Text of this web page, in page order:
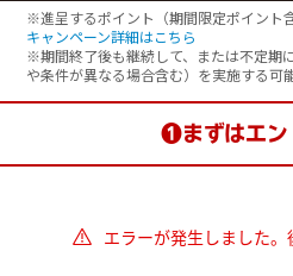
※進呈するポイント（期間限定ポイント
キャンペーン詳細はこちら
※期間終了後も継続して、または不定期
や条件が異なる場合含む）を実施する可
❶まずはエン
エラーが発生しました。